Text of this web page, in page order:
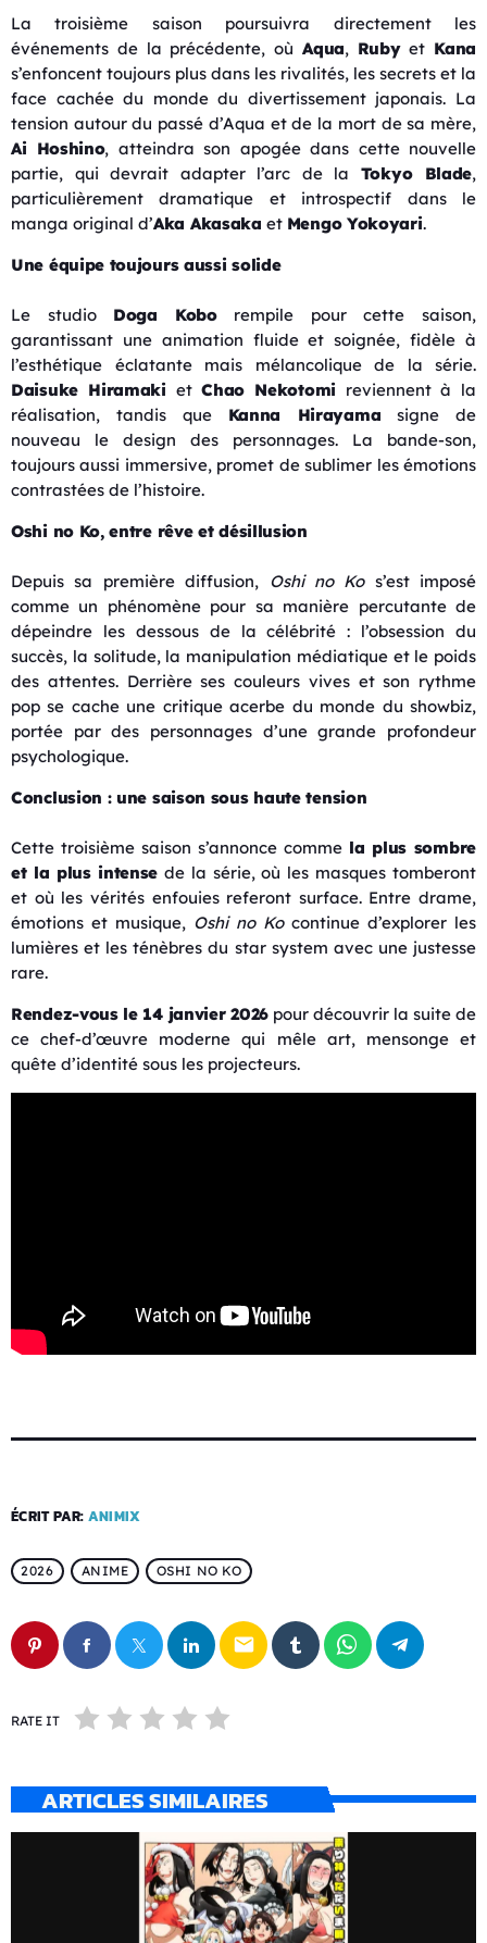
La troisième saison poursuivra directement les
événements de la précédente, oùAqua, Rubyet Kana
s’enfoncent toujours plus dans les rivalités, les secrets et la
face cachée du monde du divertissement japonais. La
tension autour du passé d’Aqua et de la mort de sa mère,
Ai Hoshino, atteindra son apogée dans cette nouvelle
partie, qui devrait adapter l’arc de la Tokyo Blade,
particulièrement dramatique et introspectif dans le
manga original d’Aka Akasaka et Mengo Yokoyari.
Une équipe toujours aussi solide
Le studio Doga Koborempile pour cette saison,
garantissant une animation fluide et soignée, fidèle à
l’esthétique éclatante mais mélancolique de la série.
Daisuke Hiramaki etChao Nekotomi reviennent à la
réalisation, tandis que Kanna Hirayama signe de
nouveau le design des personnages. La bande-son,
toujours aussi immersive, promet de sublimer les émotions
contrastées de l’histoire.
Oshi no Ko, entre rêve et désillusion
Depuis sa première diffusion, Oshi no Kos’est imposé
comme un phénomène pour sa manière percutante de
dépeindre les dessous de la célébrité : l’obsession du
succès, la solitude, la manipulation médiatique et le poids
des attentes. Derrière ses couleurs vives et son rythme
pop se cache une critique acerbe du monde du showbiz,
portée par des personnages d’une grande profondeur
psychologique.
Conclusion : une saison sous haute tension
Cette troisième saison s’annonce comme la plus sombre
et la plus intense de la série, où les masques tomberont
et où les vérités enfouies referont surface. Entre drame,
émotions et musique, Oshi no Kocontinue d’explorer les
lumières et les ténèbres du star system avec une justesse
rare.
Rendez-vous le 14 janvier 2026 pour découvrir la suite de
ce chef-d’œuvre moderne qui mêle art, mensonge et
quête d’identité sous les projecteurs.
ÉCRIT PAR: ANIMIX
2026 ANIME OSHI NO KO
email
RATE IT
ARTICLES SIMILAIRES